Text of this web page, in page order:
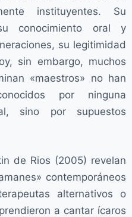
instituyentes. Su
conocimiento oral y
su legitimidad
sin embargo, muchos
«maestros» no han
por ninguna
sino por supuestos
de Rios (2005) revelan
contemporáneos
alternativos o
a cantar ícaros